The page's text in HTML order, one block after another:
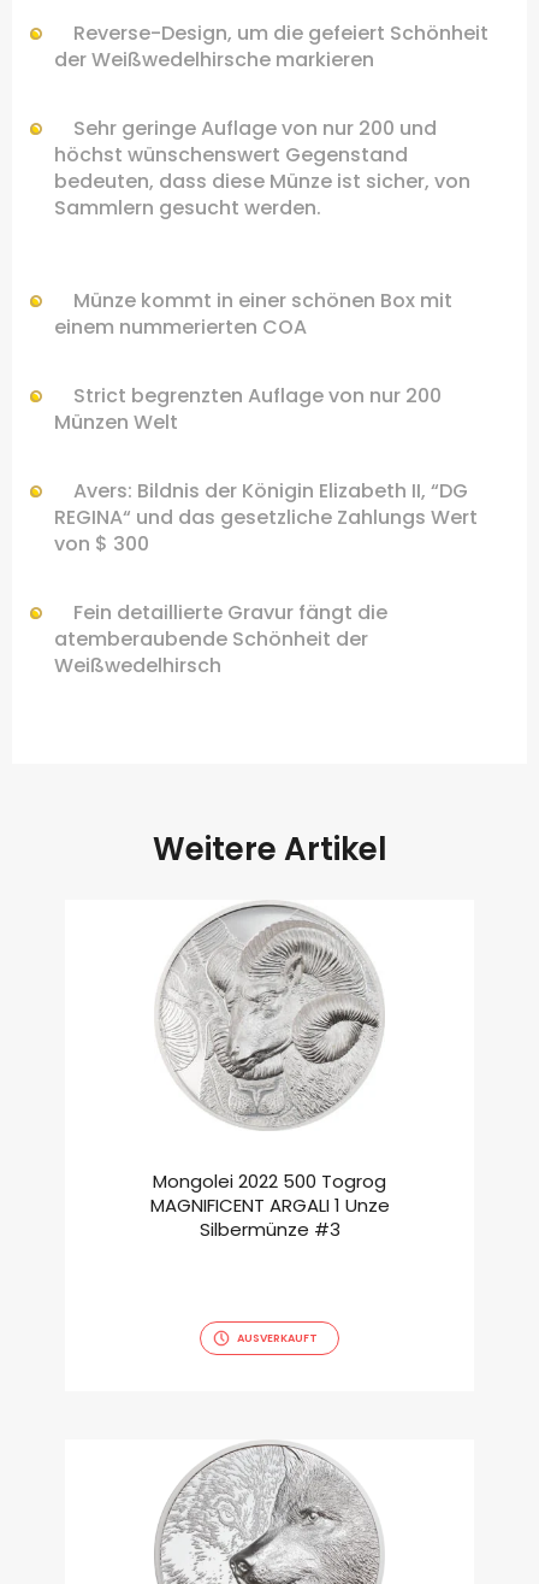
Reverse-Design, um die gefeiert Schönheit
derWeißwedelhirsche markieren
Sehr geringe Auflage von nur 200 und
höchst wünschenswert Gegenstand
bedeuten, dass diese Münze ist sicher, von
Sammlern gesucht werden.
Münze kommt in einer schönen Box mit
einem nummerierten COA
Strict begrenzten Auflage von nur 200
Münzen Welt
Avers: Bildnis der Königin Elizabeth II, “DG
REGINA“ und das gesetzliche Zahlungs Wert
von $ 300
Fein detaillierte Gravur fängt die
atemberaubende Schönheit der
Weißwedelhirsch
Weitere Artikel
Mongolei 2022 500 Togrog
MAGNIFICENT ARGALI 1 Unze
Silbermünze #3
AUSVERKAUFT